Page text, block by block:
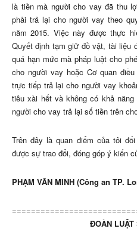
là tiền mà người cho vay đã thu
phải trả lại cho người vay theo
năm 2015. Việc này được thực
Quyết định tạm giữ đồ vật, tài liệu
quá hạn mức mà pháp luật cho
cho người vay hoặc Cơ quan
trực tiếp trả lại cho người vay
tiêu xài hết và không có khả
người cho vay trả lại số tiền trên
Trên đây là quan điểm của tôi
được sự trao đổi, đóng góp ý kiến
PHẠM VĂN MINH (Công an TP.
ĐOÀN LUẬT